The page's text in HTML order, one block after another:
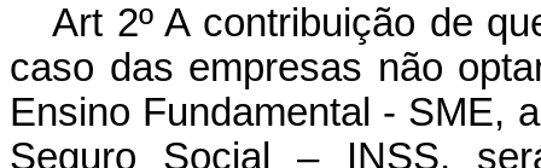
Art 2º A contribuição de
caso das empresas não
Ensino Fundamental - SME,
Seguro Social – INSS,